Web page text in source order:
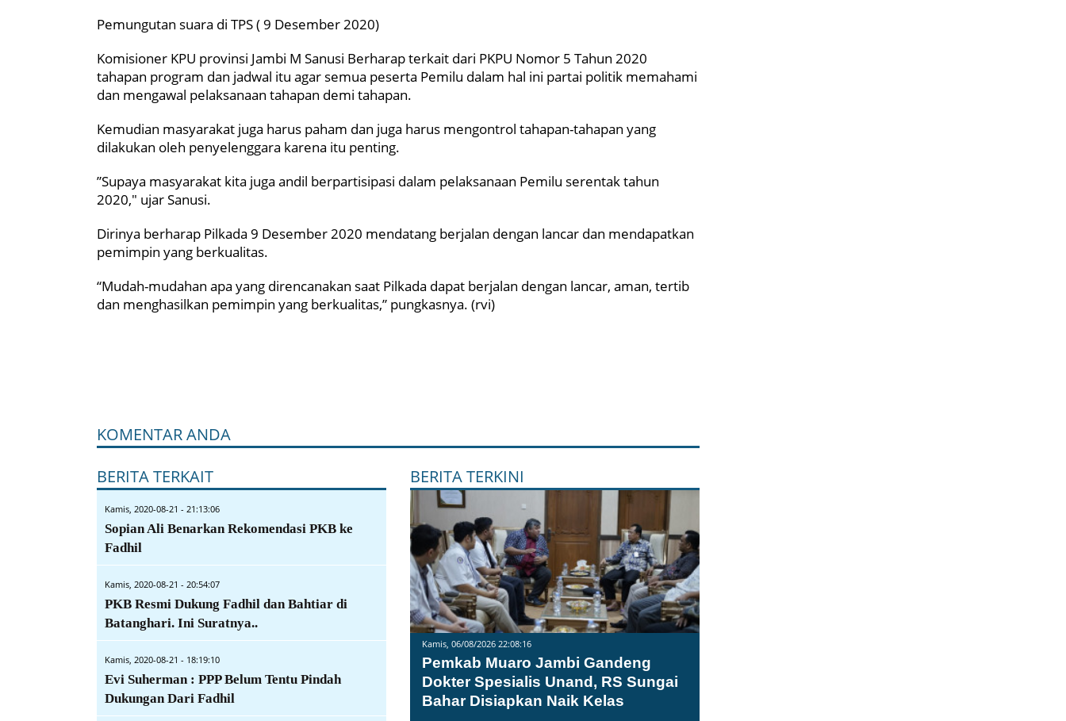
Pemungutan suara di TPS ( 9 Desember 2020)
Komisioner KPU provinsi Jambi M Sanusi Berharap terkait dari PKPU Nomor 5 Tahun 2020
tahapan program dan jadwal itu agar semua peserta Pemilu dalam hal ini partai politik memahami
dan mengawal pelaksanaan tahapan demi tahapan.
Kemudian masyarakat juga harus paham dan juga harus mengontrol tahapan-tahapan yang
dilakukan oleh penyelenggara karena itu penting.
”Supaya masyarakat kita juga andil berpartisipasi dalam pelaksanaan Pemilu serentak tahun
2020," ujar Sanusi.
Dirinya berharap Pilkada 9 Desember 2020 mendatang berjalan dengan lancar dan mendapatkan
pemimpin yang berkualitas.
“Mudah-mudahan apa yang direncanakan saat Pilkada dapat berjalan dengan lancar, aman, tertib
dan menghasilkan pemimpin yang berkualitas,” pungkasnya. (rvi)
KOMENTAR ANDA
BERITA TERKAIT
Kamis, 2020-08-21 - 21:13:06
Sopian Ali Benarkan Rekomendasi PKB ke
Fadhil
Kamis, 2020-08-21 - 20:54:07
PKB Resmi Dukung Fadhil dan Bahtiar di
Batanghari. Ini Suratnya..
Kamis, 2020-08-21 - 18:19:10
Evi Suherman : PPP Belum Tentu Pindah
Dukungan Dari Fadhil
BERITA TERKINI
Kamis, 06/08/2026 22:08:16
Pemkab Muaro Jambi Gandeng
Dokter Spesialis Unand, RS Sungai
Bahar Disiapkan Naik Kelas